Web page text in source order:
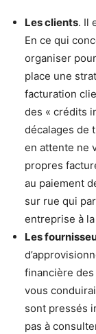
Les clients. Il
En ce qui
organiser
place une
facturation
des « crédits
décalages de
en attente ne
propres
au paiement
sur rue qui
entreprise à
Les
financière
vous
sont pressés
pas à